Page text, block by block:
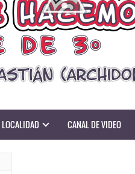
LOCALIDAD CANAL DE VIDEO